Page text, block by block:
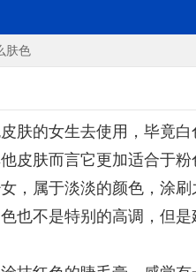
肤色
肤的女生去使用，毕竟
皮肤而言它更加适合于粉
，属于淡淡的颜色，涂
也不是特别的高调，但